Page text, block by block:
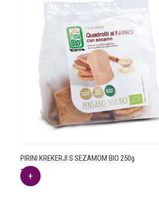
PIRINI KREKERJI S SEZAMOM BIO 250g
3.17
€